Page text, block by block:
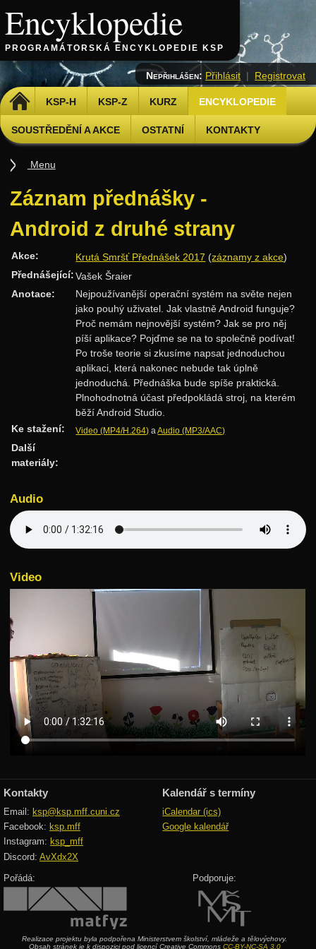
Encyklopedie
PROGRAMÁTORSKÁ ENCYKLOPEDIE KSP
DOMŮ KSP-H KSP-Z KURZ ENCYKLOPEDIE
SOUSTŘEDĚNÍ A AKCE OSTATNÍ KONTAKTY
Nepřihlášen: Přihlásit | Registrovat
Záznam přednášky -
Android z druhé strany
Akce: Krutá Smršť Přednášek 2017 (záznamy z akce)
Přednášející: Vašek Šraier
Anotace:
Nejpoužívanější operační systém na světe nejen
jako pouhý uživatel. Jak vlastně Android funguje?
Proč nemám nejnovější systém? Jak se pro něj
píší aplikace? Pojďme se na to společně podívat!
Po troše teorie si zkusíme napsat jednoduchou
aplikaci, která nakonec nebude tak úplně
jednoduchá. Přednáška bude spíše praktická.
Plnohodnotná účast předpokládá stroj, na kterém
běží Android Studio.
Ke stažení:
Video (MP4/H.264) aAudio (MP3/AAC)
Další
materiály:
Audio
Video
Menu
Základní algoritmy
Složitost
Algoritmizační techniky
Binární vyhledávání
Dynamické programování
Datové struktury
Vyhledávací stromy
Hešování
Halda a cesty
Treapy
Algoritmy
Třídění
Hledání v textu
Grafy
Minimální kostry
Rovinné grafy
Eulerovské tahy
Toky v sítích
Hopcroft-Karp
Matematika
Teorie čísel
Pravděpodobnost
Vektory
Integrály
Teorie složitosti
Kontakty
Email: ksp@ksp.mff.cuni.cz
Facebook: ksp.mff
Instagram: ksp_mff
Discord: AvXdx2X
Kalendář s termíny
iCalendar (ics)
Google kalendář
Pořádá: Podporuje:
Realizace projektu byla podpořena Ministerstvem školství, mládeže a tělovýchovy.
Obsah stránek je k dispozici pod licencí Creative Commons CC-BY-NC-SA 3.0